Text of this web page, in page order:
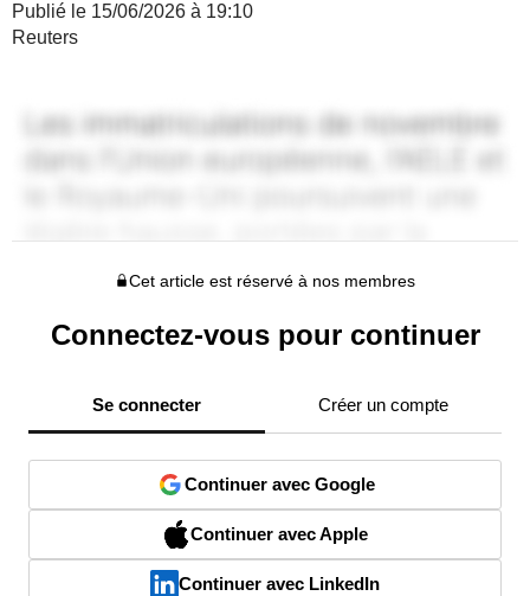
Publié le 15/06/2026 à 19:10
Reuters
Cet article est réservé à nos membres
Connectez-vous pour continuer
Se connecter Créer un compte
Continuer avec Google
Continuer avec Apple
Continuer avec LinkedIn